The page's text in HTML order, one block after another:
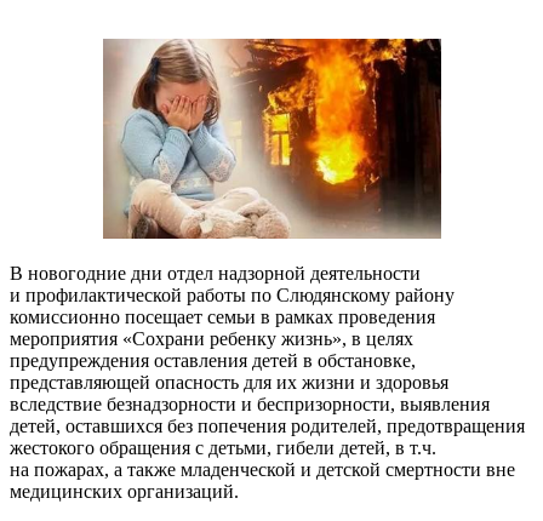
В новогодние дни отдел надзорной деятельности
и профилактической работы по Слюдянскому району
комиссионно посещает семьи в рамках проведения
мероприятия «Сохрани ребенку жизнь», в целях
предупреждения оставления детей в обстановке,
представляющей опасность для их жизни и здоровья
вследствие безнадзорности и беспризорности, выявления
детей, оставшихся без попечения родителей, предотвращения
жестокого обращения с детьми, гибели детей, в т.ч.
на пожарах, а также младенческой и детской смертности вне
медицинских организаций.